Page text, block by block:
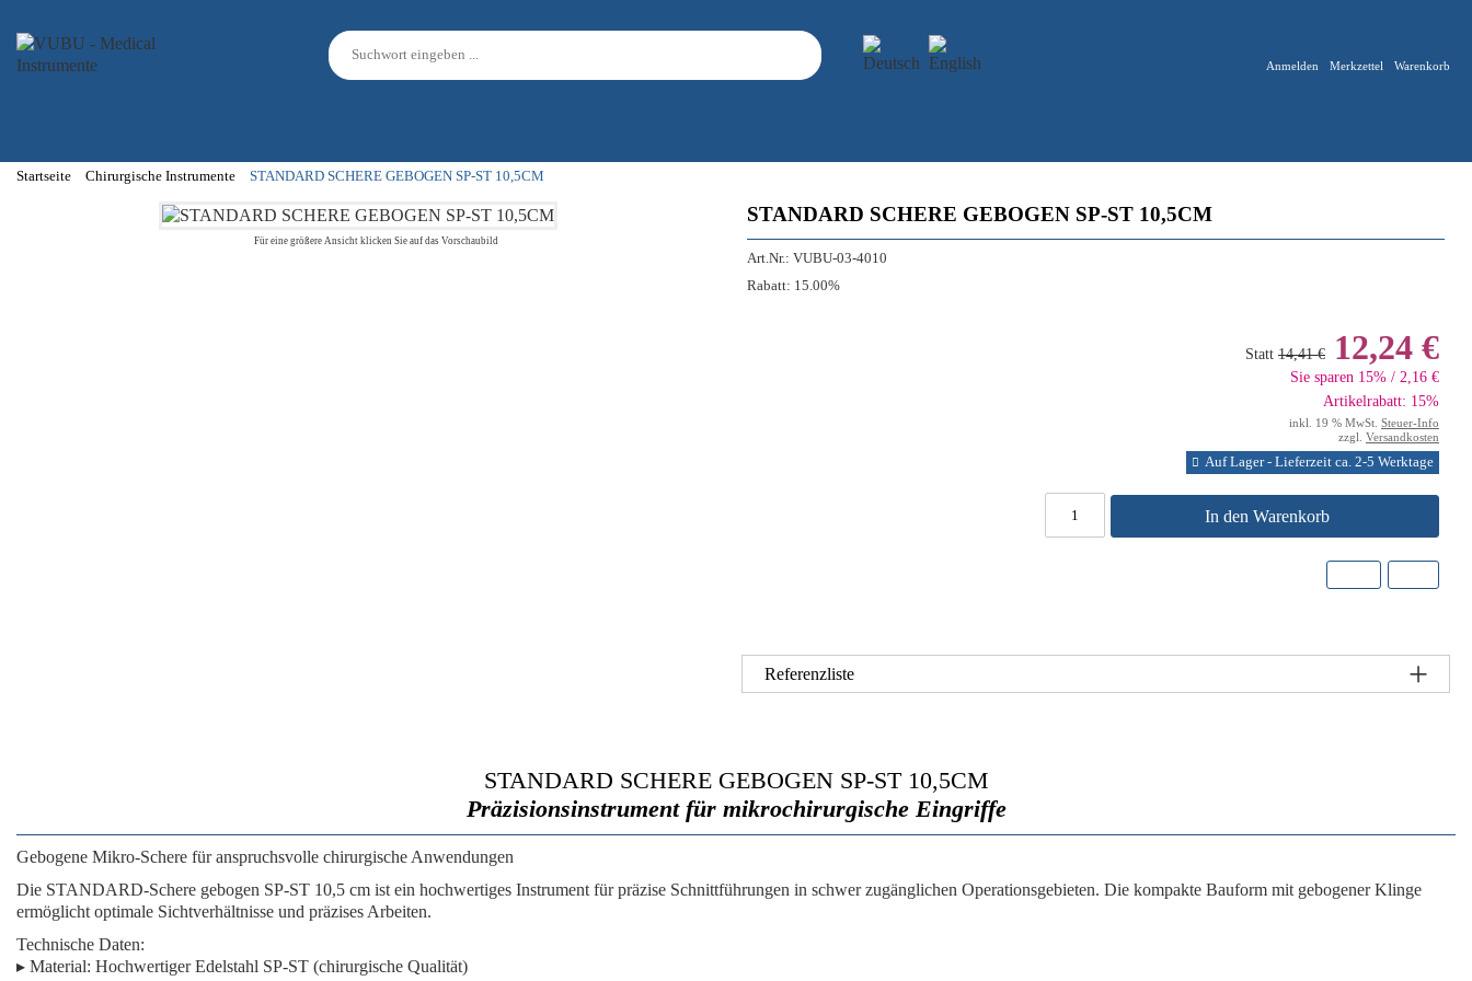
Anmelden Merkzettel Warenkorb
Startseite Chirurgische Instrumente STANDARD SCHERE GEBOGEN SP-ST 10,5CM
Für eine größere Ansicht klicken Sie auf das Vorschaubild
STANDARD SCHERE GEBOGEN SP-ST 10,5CM
Art.Nr.: VUBU-03-4010
Rabatt: 15.00%
Statt 14,41 € 12,24 €
Sie sparen 15% / 2,16 €
Artikelrabatt: 15%
inkl. 19 % MwSt. Steuer-Info
zzgl. Versandkosten
Auf Lager - Lieferzeit ca. 2-5 Werktage
In den Warenkorb
Referenzliste
STANDARD SCHERE GEBOGEN SP-ST 10,5CM
Präzisionsinstrument für mikrochirurgische Eingriffe
Gebogene Mikro-Schere für anspruchsvolle chirurgische Anwendungen
Die STANDARD-Schere gebogen SP-ST 10,5 cm ist ein hochwertiges Instrument für präzise Schnittführungen in schwer zugänglichen Operationsgebieten. Die kompakte Bauform mit gebogener Klinge
ermöglicht optimale Sichtverhältnisse und präzises Arbeiten.
Technische Daten:
▸ Material: Hochwertiger Edelstahl SP-ST (chirurgische Qualität)